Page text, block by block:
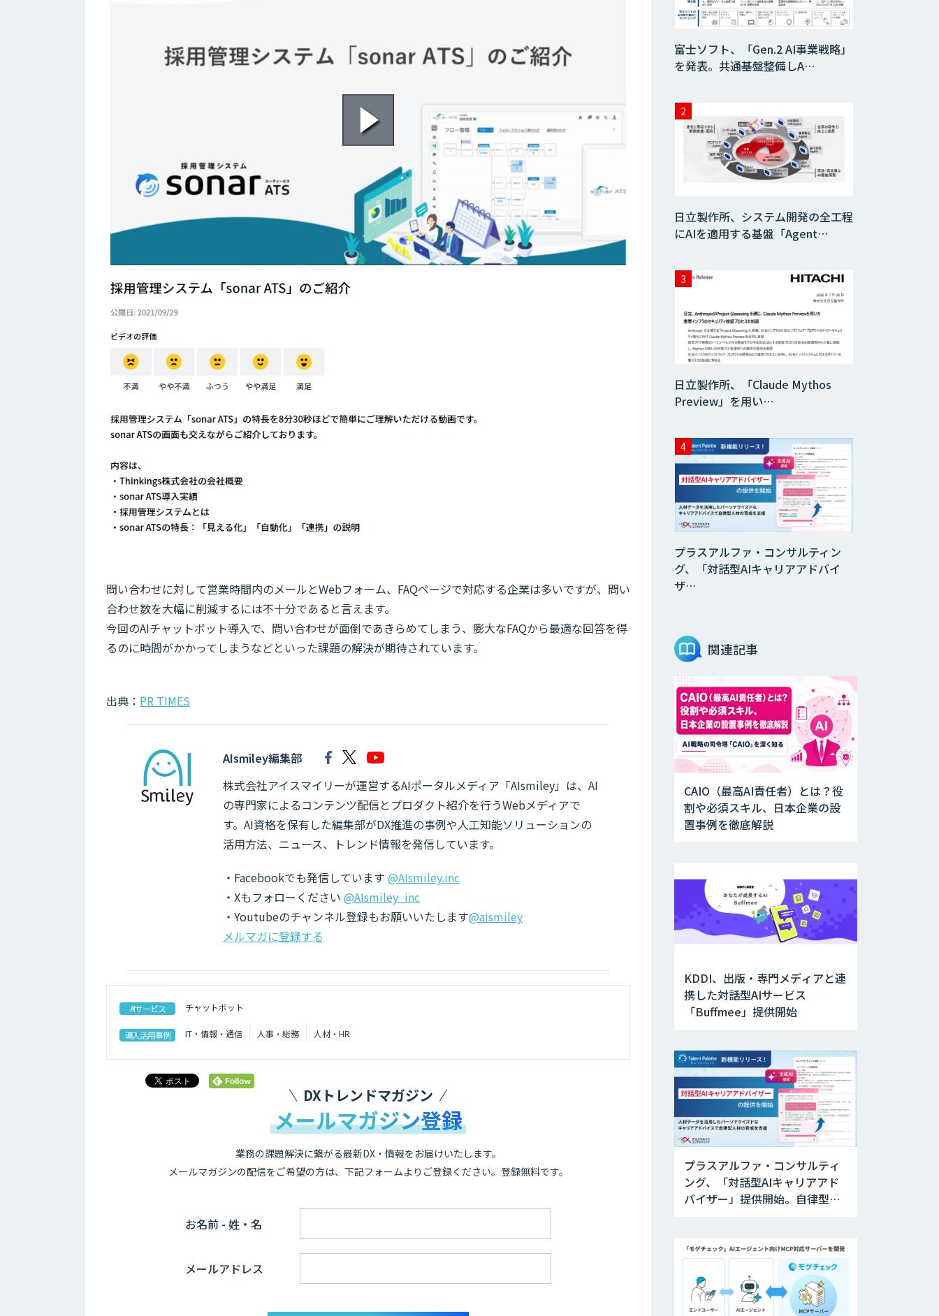
問い合わせに対して営業時間内のメールとWebフォーム、FAQページで対応する企業は多いですが、問い
合わせ数を大幅に削減するには不十分であると言えます。
今回のAIチャットボット導入で、問い合わせが面倒であきらめてしまう、膨大なFAQから最適な回答を得
るのに時間がかかってしまうなどといった課題の解決が期待されています。
出典： PR TIMES
AIsmiley編集部
株式会社アイスマイリーが運営するAIポータルメディア「AIsmiley」は、AI
の専門家によるコンテンツ配信とプロダクト紹介を行うWebメディアで
す。AI資格を保有した編集部がDX推進の事例や人工知能ソリューションの
活用方法、ニュース、トレンド情報を発信しています。
・Facebookでも発信しています @AIsmiley.inc
・Xもフォローください @AIsmiley_inc
・Youtubeのチャンネル登録もお願いいたします@aismiley
メルマガに登録する
AIサービス チャットボット
導入活用事例 IT・情報・通信 人事・総務 人材・HR
DXトレンドマガジン
メールマガジン登録
業務の課題解決に繋がる最新DX・情報をお届けいたします。
メールマガジンの配信をご希望の方は、下記フォームよりご登録ください。登録無料です。
お名前 - 姓・名
メールアドレス
富士ソフト、「Gen.2 AI事業戦略」
を発表。共通基盤整備しA…
日立製作所、システム開発の全工程
にAIを適用する基盤「Agent…
日立製作所、「Claude Mythos
Preview」を用い…
プラスアルファ・コンサルティン
グ、「対話型AIキャリアアドバイ
ザ…
関連記事
CAIO（最高AI責任者）とは？役
割や必須スキル、日本企業の設
置事例を徹底解説
KDDI、出版・専門メディアと連
携した対話型AIサービス
「Buffmee」提供開始
プラスアルファ・コンサルティ
ング、「対話型AIキャリアアド
バイザー」提供開始。自律型人